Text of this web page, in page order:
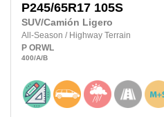
P245/65R17 105S
SUV/Camión Ligero
All-Season / Highway Terrain
P ORWL
400/A/B